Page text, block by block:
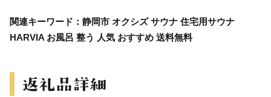
関連キーワード：静岡市 オクシズ サウナ 住宅用サウナ
HARVIA お風呂 整う 人気 おすすめ 送料無料